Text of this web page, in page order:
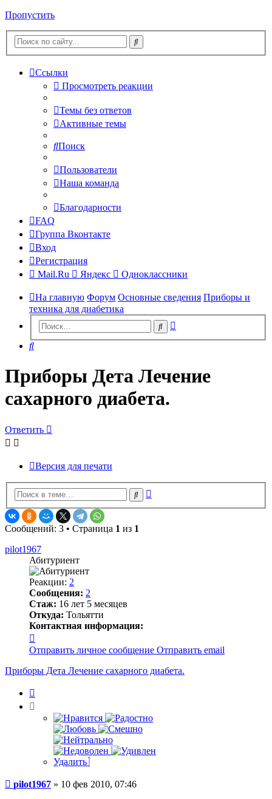
Пропустить
Ссылки
Просмотреть реакции
Темы без ответов
Активные темы
Поиск
Пользователи
Наша команда
Благодарности
FAQ
Группа Вконтакте
Вход
Регистрация
Mail.Ru
Яндекс Одноклассники
На главную Форум Основные сведения Приборы и
техника для диабетика
Поиск
Поиск
Приборы Дета Лечение
сахарного диабета.
Ответить
Версия для печати
Поиск
Сообщений: 3 • Страница 1 из 1
pilot1967
Абитуриент
Реакции: 2
Сообщения: 2
Стаж: 16 лет 5 месяцев
Откуда: Тольятти
Контактная информация:
информация
пользователя
pilot1967
Отправить личное сообщение Отправить email
Приборы Дета Лечение сахарного диабета.
Удалить
Сообщение
pilot1967 » 10 фев 2010, 07:46